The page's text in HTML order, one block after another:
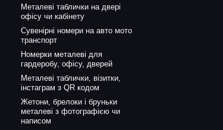
Металеві таблички на двері
офісу чи кабінету
Сувенірні номери на авто мото
транспорт
Номерки металеві для
гардеробу, офісу, дверей
Металеві таблички, візитки,
інстаграм з QR кодом
Жетони, брелоки і бруньки
металеві з фотографією чи
написом